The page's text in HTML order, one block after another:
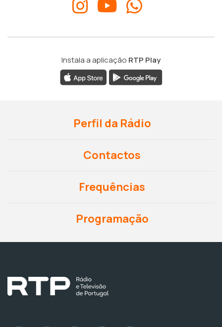
Instala a aplicação RTP Play
Perfil da Rádio
Contactos
Frequências
Programação